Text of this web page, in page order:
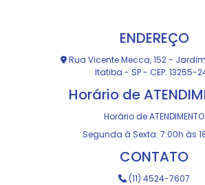
ENDEREÇO
Rua Vicente Mecca, 152 -
Itatiba - SP - CEP: 13255-
Horário de
Horário de ATENDIMENTO
Segunda à Sexta: 7:00h às
CONTATO
(11) 4524-7607